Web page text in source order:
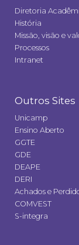
Diretoria
História
Missão, visão e
Processos
Intranet
Outros Sites
Unicamp
Ensino Aberto
GGTE
GDE
DEAPE
DERI
Achados e
COMVEST
S-integra